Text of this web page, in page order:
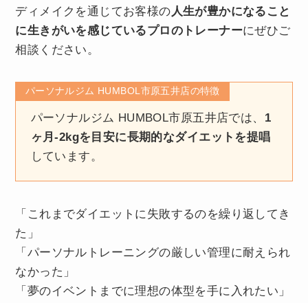
ディメイクを通じてお客様の 人生が豊かになること
に生きがいを感じているプロのトレーナーにぜひご
相談ください。
パーソナルジム HUMBOL市原五井店の特徴
パーソナルジム HUMBOL市原五井店では、 1
ヶ月-2kgを目安に長期的なダイエットを提唱
しています。
「これまでダイエットに失敗するのを繰り返してき
た」
「パーソナルトレーニングの厳しい管理に耐えられ
なかった」
「夢のイベントまでに理想の体型を手に入れたい」